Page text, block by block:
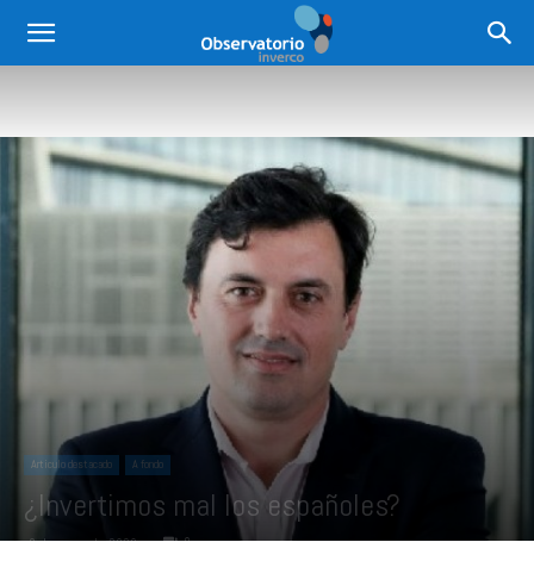
Articulo destacado A fondo
¿Invertimos mal los españoles?
8 de mayo de 2026 0